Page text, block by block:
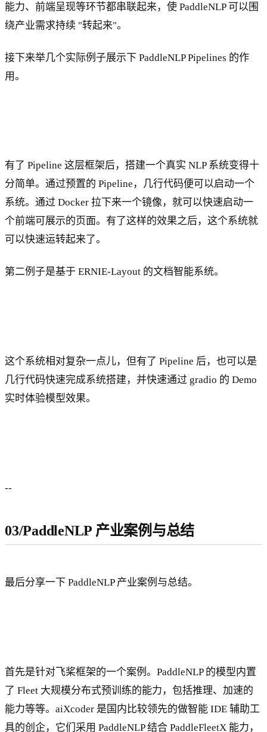
能力、前端呈现等环节都串联起来，使 PaddleNLP 可以围
绕产业需求持续 "转起来"。
接下来举几个实际例子展示下 PaddleNLP Pipelines 的作
用。
有了 Pipeline 这层框架后，搭建一个真实 NLP 系统变得十
分简单。通过预置的 Pipeline，几行代码便可以启动一个
系统。通过 Docker 拉下来一个镜像，就可以快速启动一
个前端可展示的页面。有了这样的效果之后，这个系统就
可以快速运转起来了。
第二例子是基于 ERNIE-Layout 的文档智能系统。
这个系统相对复杂一点儿，但有了 Pipeline 后，也可以是
几行代码快速完成系统搭建，并快速通过 gradio 的 Demo
实时体验模型效果。
--
03/PaddleNLP 产业案例与总结
最后分享一下 PaddleNLP 产业案例与总结。
首先是针对飞桨框架的一个案例。PaddleNLP 的模型内置
了 Fleet 大规模分布式预训练的能力，包括推理、加速的
能力等等。aiXcoder 是国内比较领先的做智能 IDE 辅助工
具的创企，它们采用 PaddleNLP 结合 PaddleFleetX 能力，